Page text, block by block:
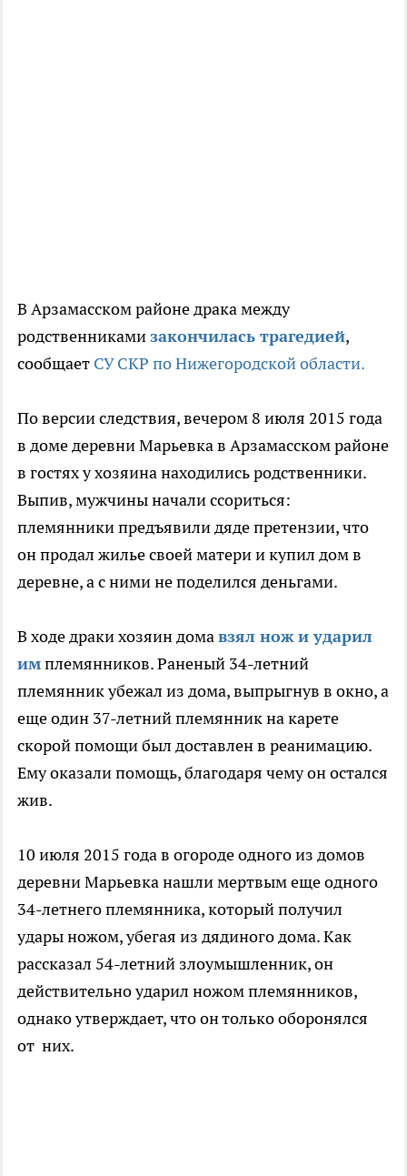
В Арзамасском районе драка между
родственникамизакончилась трагедией,
сообщает СУ СКР по Нижегородской области.
По версии следствия, вечером 8 июля 2015 года
в доме деревни Марьевка в Арзамасском районе
в гостях у хозяина находились родственники.
Выпив, мужчины начали ссориться:
племянники предъявили дяде претензии, что
он продал жилье своей матери и купил дом в
деревне, а с ними не поделился деньгами.
В ходе драки хозяин домавзял нож и ударил
имплемянников. Раненый 34-летний
племянник убежал из дома, выпрыгнув в окно, а
еще один 37-летний племянник на карете
скорой помощи был доставлен в реанимацию.
Ему оказали помощь, благодаря чему он остался
жив.
10 июля 2015 года в огороде одного из домов
деревни Марьевка нашли мертвым еще одного
34-летнего племянника, который получил
удары ножом, убегая из дядиного дома. Как
рассказал 54-летний злоумышленник, он
действительно ударил ножом племянников,
однако утверждает, что он только оборонялся
от них.